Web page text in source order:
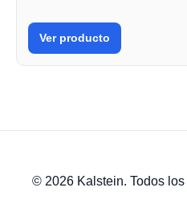
Ver producto
© 2026 Kalstein. Todos